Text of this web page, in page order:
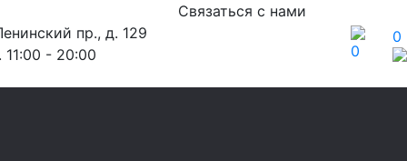
пр., д. 129
- 20:00
Связаться с нами
0
0